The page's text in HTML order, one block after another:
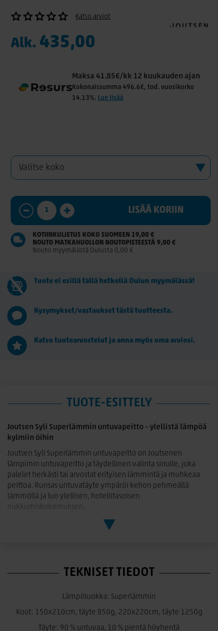
Katso arviot
Alk. 435,00
Maksa 41.85€/kk 12 kuukauden ajan
Kokonaissumma 496.6€, tod. vuosikorko
14.13%. Lue lisää
LISÄÄ KORIIN
KOTIINKULJETUS KOKO SUOMEEN 19,00 €
NOUTO MATKAHUOLLON NOUTOPISTEESTÄ 9,00 €
Nouto myymälästä Oulusta 0,00 €
Tuote ei esillä tällä hetkellä Oulun myymälässä!
Kysymykset/vastaukset tästä tuotteesta.
Katso tuotearvostelut ja anna myös oma arviosi.
TUOTE-ESITTELY
Joutsen Syli Superlämmin untuvapeitto – ylellistä lämpöä
kylmiin öihin
Joutsen Syli Superlämmin untuvapeitto on Joutsenen
lämpimin untuvapeitto ja täydellinen valinta sinulle, joka
palelet herkästi tai arvostat erityisen lämmintä ja muhkeaa
peittoa. Runsas untuvatäyte ympäröi kehon pehmeällä
lämmöllä ja luo ylellisen, hotellitasoisen
nukkumiskokemuksen.
Peiton täytteenä on korkealaatuinen 90 % untuvaa ja 10 %
hengittävät luonnonmateriaalit auttavat ylläpitämään
miellyttävän nukkumisilmaston koko yön ajan.
Joutsen Syli Superlämmin sopii erityisesti viileisiin
makuuhuoneisiin, talvikauden käyttöön sekä lämpöä
rakastaville nukkujille. Muhkea rakenne antaa vuoteelle
ylellisen ilmeen ja kutsuvan pehmeän tunnun.
TEKNISET TIEDOT
Lämpöluokka: Superlämmin
Koot: 150x210cm, täyte 850g, 220x220cm, täyte 1250g
Täyte: 90 % untuvaa, 10 % pientä höyhentä